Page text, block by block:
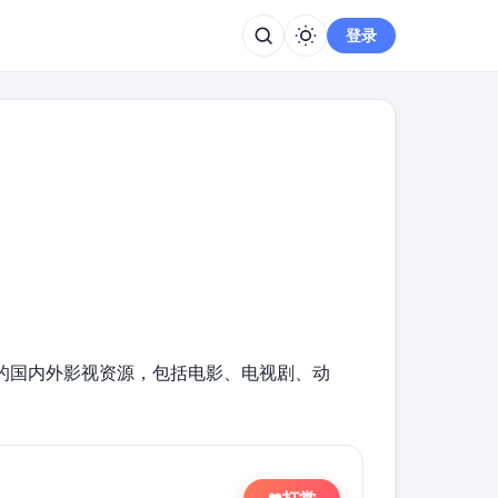
登录
内外影视资源，包括电影、电视剧、动